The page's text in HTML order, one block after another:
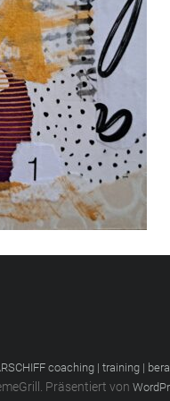
coaching | training |
Präsentiert von